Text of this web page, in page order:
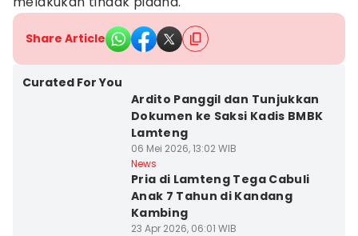
Share Article
Curated For You
Ardito Panggil dan Tunjukkan
Dokumen ke Saksi Kadis BMBK
Lamteng
06 Mei 2026, 13:02 WIB
News
Pria di Lamteng Tega Cabuli
Anak 7 Tahun di Kandang
Kambing
23 Apr 2026, 06:01 WIB